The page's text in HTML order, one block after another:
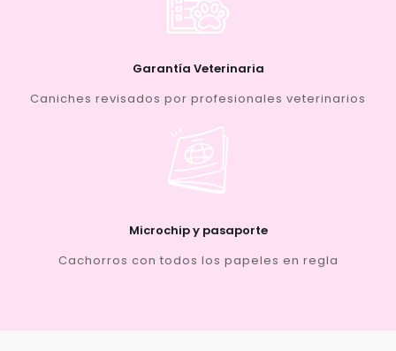
Garantía Veterinaria
Caniches revisados por profesionales veterinarios
Microchip y pasaporte
Cachorros con todos los papeles en regla